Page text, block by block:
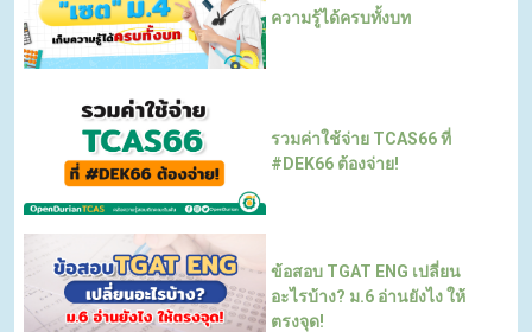
ความรู้ได้ครบทั้งบท
รวมค่าใช้จ่าย TCAS66 ที่
#DEK66 ต้องจ่าย!
ข้อสอบ TGAT ENG เปลี่ยน
อะไรบ้าง? ม.6 อ่านยังไง ให้
ตรงจุด!